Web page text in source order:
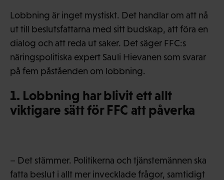
Lobbning är inget mystiskt. Det handlar om att nå
ut till beslutsfattarna med sitt budskap, att föra en
dialog och att reda ut saker. Det säger FFC:s
näringspolitiska expert Sauli Hievanen som svarar
på fem påståenden om lobbning.
1. Lobbning har blivit ett allt
viktigare sätt för FFC att påverka
– Det stämmer. Politikerna och tjänstemännen ska
fatta beslut i allt mer invecklade frågor, samtidigt